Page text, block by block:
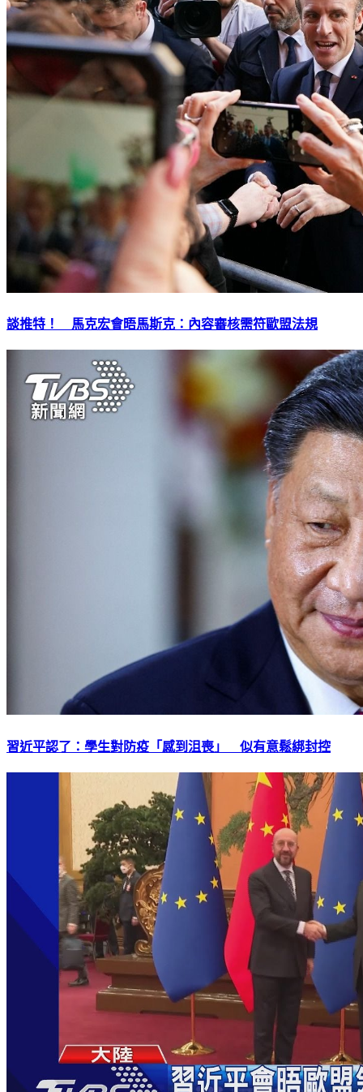
談推特！ 馬克宏會晤馬斯克：內容審核需符歐盟法規
習近平認了：學生對防疫「感到沮喪」 似有意鬆綁封控